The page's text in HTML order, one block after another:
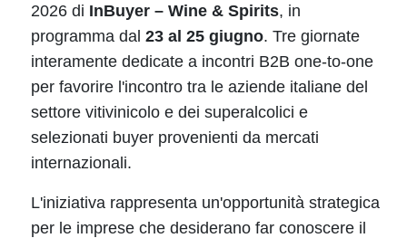
2026 di InBuyer – Wine & Spirits, in
programma dal 23 al 25 giugno. Tre giornate
interamente dedicate a incontri B2B one-to-one
per favorire l'incontro tra le aziende italiane del
settore vitivinicolo e dei superalcolici e
selezionati buyer provenienti da mercati
internazionali.
L'iniziativa rappresenta un'opportunità strategica
per le imprese che desiderano far conoscere il